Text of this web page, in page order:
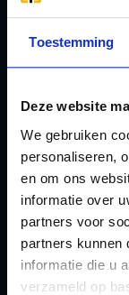
Toestemming
Deze website
We gebruiken
personaliseren,
en om ons
informatie over
partners voor
partners kunnen
informatie die u
verzameld op
B
Belastingdienst
Checklist IB
Checklist IB
Checklist IB
Checklist IB
Checklist IB